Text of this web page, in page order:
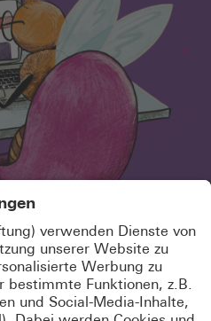
HIER BIST!
AN UND